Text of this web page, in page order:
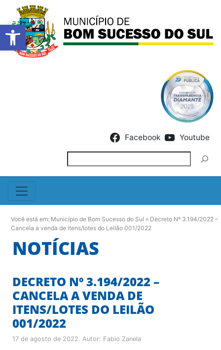
Barra de Ferramentas
Facebook Youtube
Você está em: Município de Bom Sucesso do Sul » Decreto Nº 3.194/2022 –
Cancela a venda de itens/lotes do Leilão 001/2022
NOTÍCIAS
DECRETO Nº 3.194/2022 –
CANCELA A VENDA DE
ITENS/LOTES DO LEILÃO
001/2022
17 de agosto de 2022. Autor: Fabio Zanela